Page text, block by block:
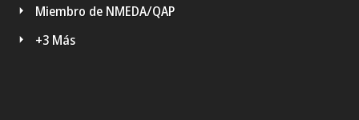
Miembro de NMEDA/QAP
+3 Más